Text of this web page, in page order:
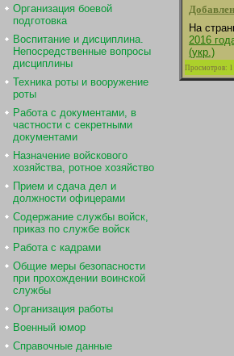
Организация боевой
подготовка
Воспитание и дисциплина.
Непосредственные вопросы
дисциплины
Техника роты и вооружение
роты
Работа с документами, в
частности с секретными
документами
Назначение войскового
хозяйства, ротное хозяйство
Прием и сдача дел и
должности офицерами
Содержание службы войск,
приказ по службе войск
Работа с кадрами
Общие меры безопасности
при прохождении воинской
службы
Организация работы
Военный юмор
Справочные данные
На
2016
(укр.)
Просмотров: